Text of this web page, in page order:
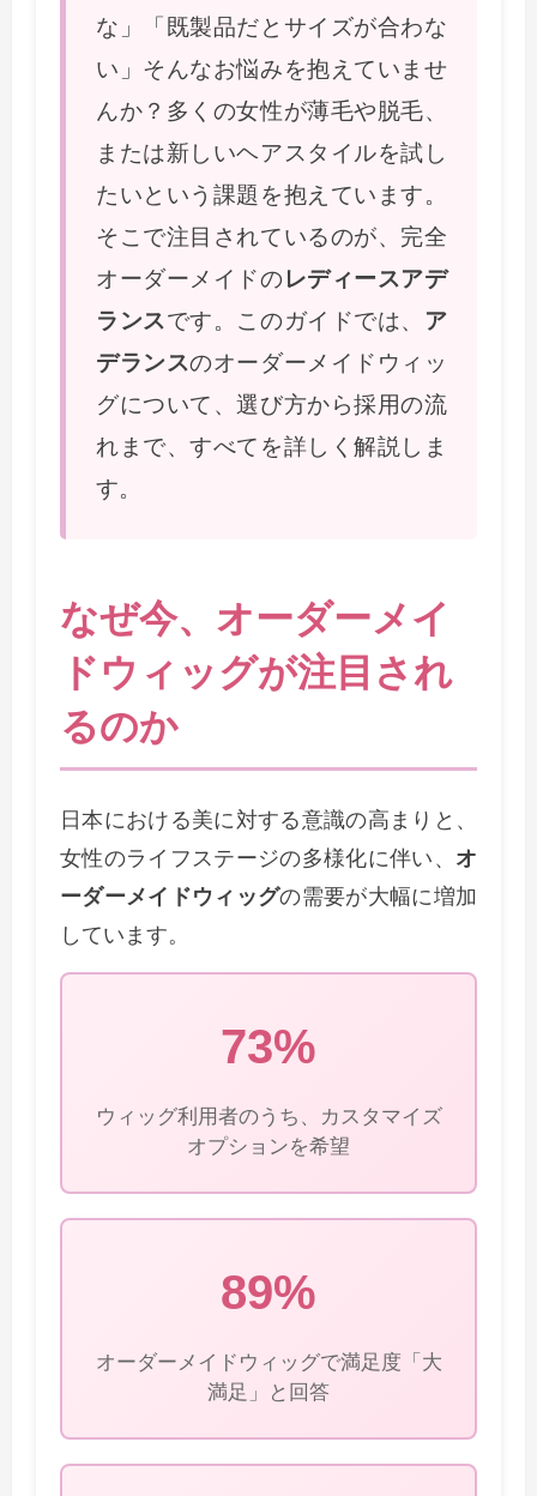
な」「既製品だとサイズが合わな
い」そんなお悩みを抱えていませ
んか？多くの女性が薄毛や脱毛、
または新しいヘアスタイルを試し
たいという課題を抱えています。
そこで注目されているのが、完全
オーダーメイドのレディースアデ
ランスです。このガイドでは、 ア
デランスのオーダーメイドウィッ
グについて、選び方から採用の流
れまで、すべてを詳しく解説しま
す。
なぜ今、オーダーメイ
ドウィッグが注目され
るのか
日本における美に対する意識の高まりと、
女性のライフステージの多様化に伴い、 オ
ーダーメイドウィッグの需要が大幅に増加
しています。
73%
ウィッグ利用者のうち、カスタマイズ
オプションを希望
89%
オーダーメイドウィッグで満足度「大
満足」と回答